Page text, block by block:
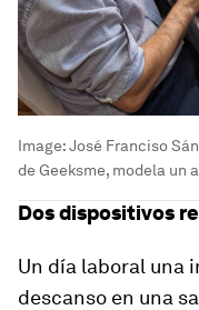
Image:José Franciso
de Geeksme, modela un
Dos dispositivos
Un día laboral una
descanso en una